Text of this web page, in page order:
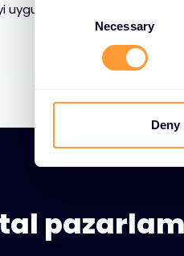
e
c
t
Necessary
Deny
uygulama paylaşımı